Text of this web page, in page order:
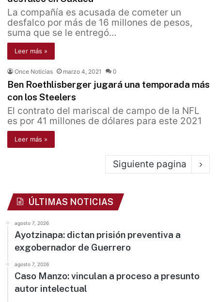
La compañía es acusada de cometer un
desfalco por más de 16 millones de pesos,
suma que se le entregó…
Leer más »
Once Noticias marzo 4, 2021 0
Ben Roethlisberger jugará una temporada más
con los Steelers
El contrato del mariscal de campo de la NFL
es por 41 millones de dólares para este 2021
Leer más »
Siguiente pagina
ÚLTIMAS NOTICIAS
agosto 7, 2026
Ayotzinapa: dictan prisión preventiva a
exgobernador de Guerrero
agosto 7, 2026
Caso Manzo: vinculan a proceso a presunto
autor intelectual